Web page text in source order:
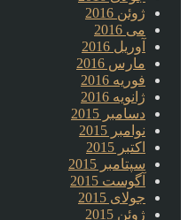
ژوئن 2016
می 2016
آوریل 2016
مارس 2016
فوریه 2016
ژانویه 2016
دسامبر 2015
نوامبر 2015
اکتبر 2015
سپتامبر 2015
آگوست 2015
جولای 2015
ژوئن 2015